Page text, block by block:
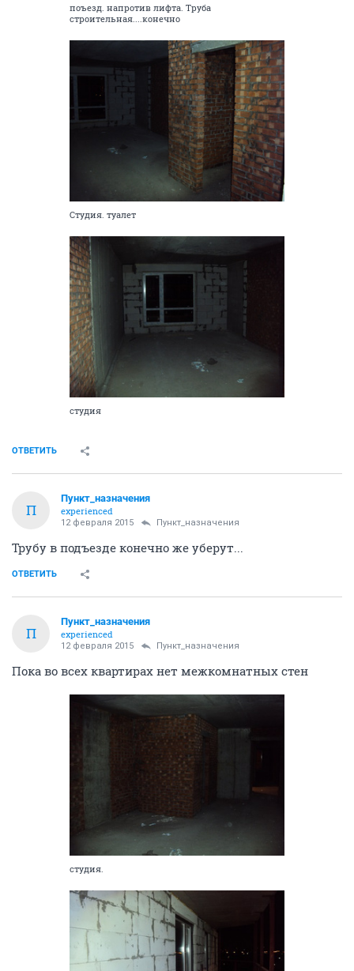
поъезд. напротив лифта. Труба
строительная....конечно
Студия. туалет
студия
ОТВЕТИТЬ
П
Пункт_назначения
experienced
12 февраля 2015 Пункт_назначения
Трубу в подъезде конечно же уберут...
ОТВЕТИТЬ
П
Пункт_назначения
experienced
12 февраля 2015 Пункт_назначения
Пока во всех квартирах нет межкомнатных стен
студия.